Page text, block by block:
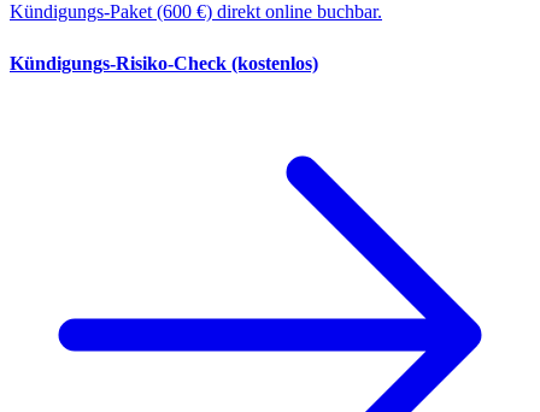
Kündigungs-Paket (600 €) direkt online buchbar.
Kündigungs-Risiko-Check (kostenlos)